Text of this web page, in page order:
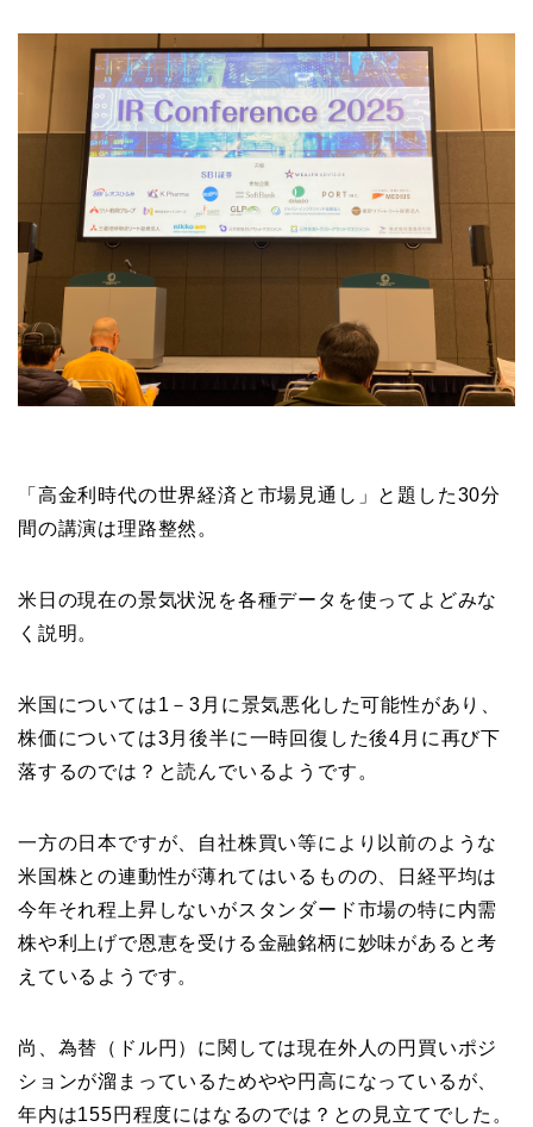
「高金利時代の世界経済と市場見通し」と題した30分
間の講演は理路整然。
米日の現在の景気状況を各種データを使ってよどみな
く説明。
米国については1－3月に景気悪化した可能性があり、
株価については3月後半に一時回復した後4月に再び下
落するのでは？と読んでいるようです。
一方の日本ですが、自社株買い等により以前のような
米国株との連動性が薄れてはいるものの、日経平均は
今年それ程上昇しないがスタンダード市場の特に内需
株や利上げで恩恵を受ける金融銘柄に妙味があると考
えているようです。
尚、為替（ドル円）に関しては現在外人の円買いポジ
ションが溜まっているためやや円高になっているが、
年内は155円程度にはなるのでは？との見立てでした。